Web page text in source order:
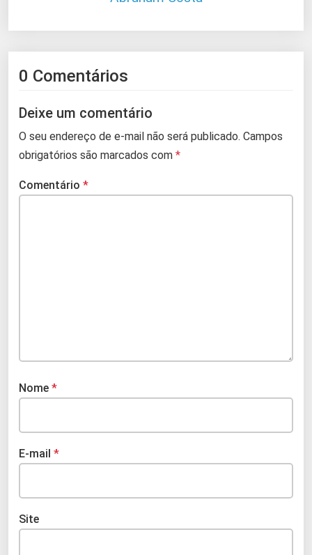
0 Comentários
Deixe um comentário
O seu endereço de e-mail não será publicado. Campos
obrigatórios são marcados com *
Comentário *
Nome *
E-mail *
Site